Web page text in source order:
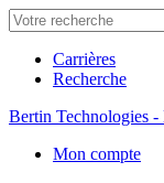
Carrières
Recherche
Bertin Technologies
Mon compte